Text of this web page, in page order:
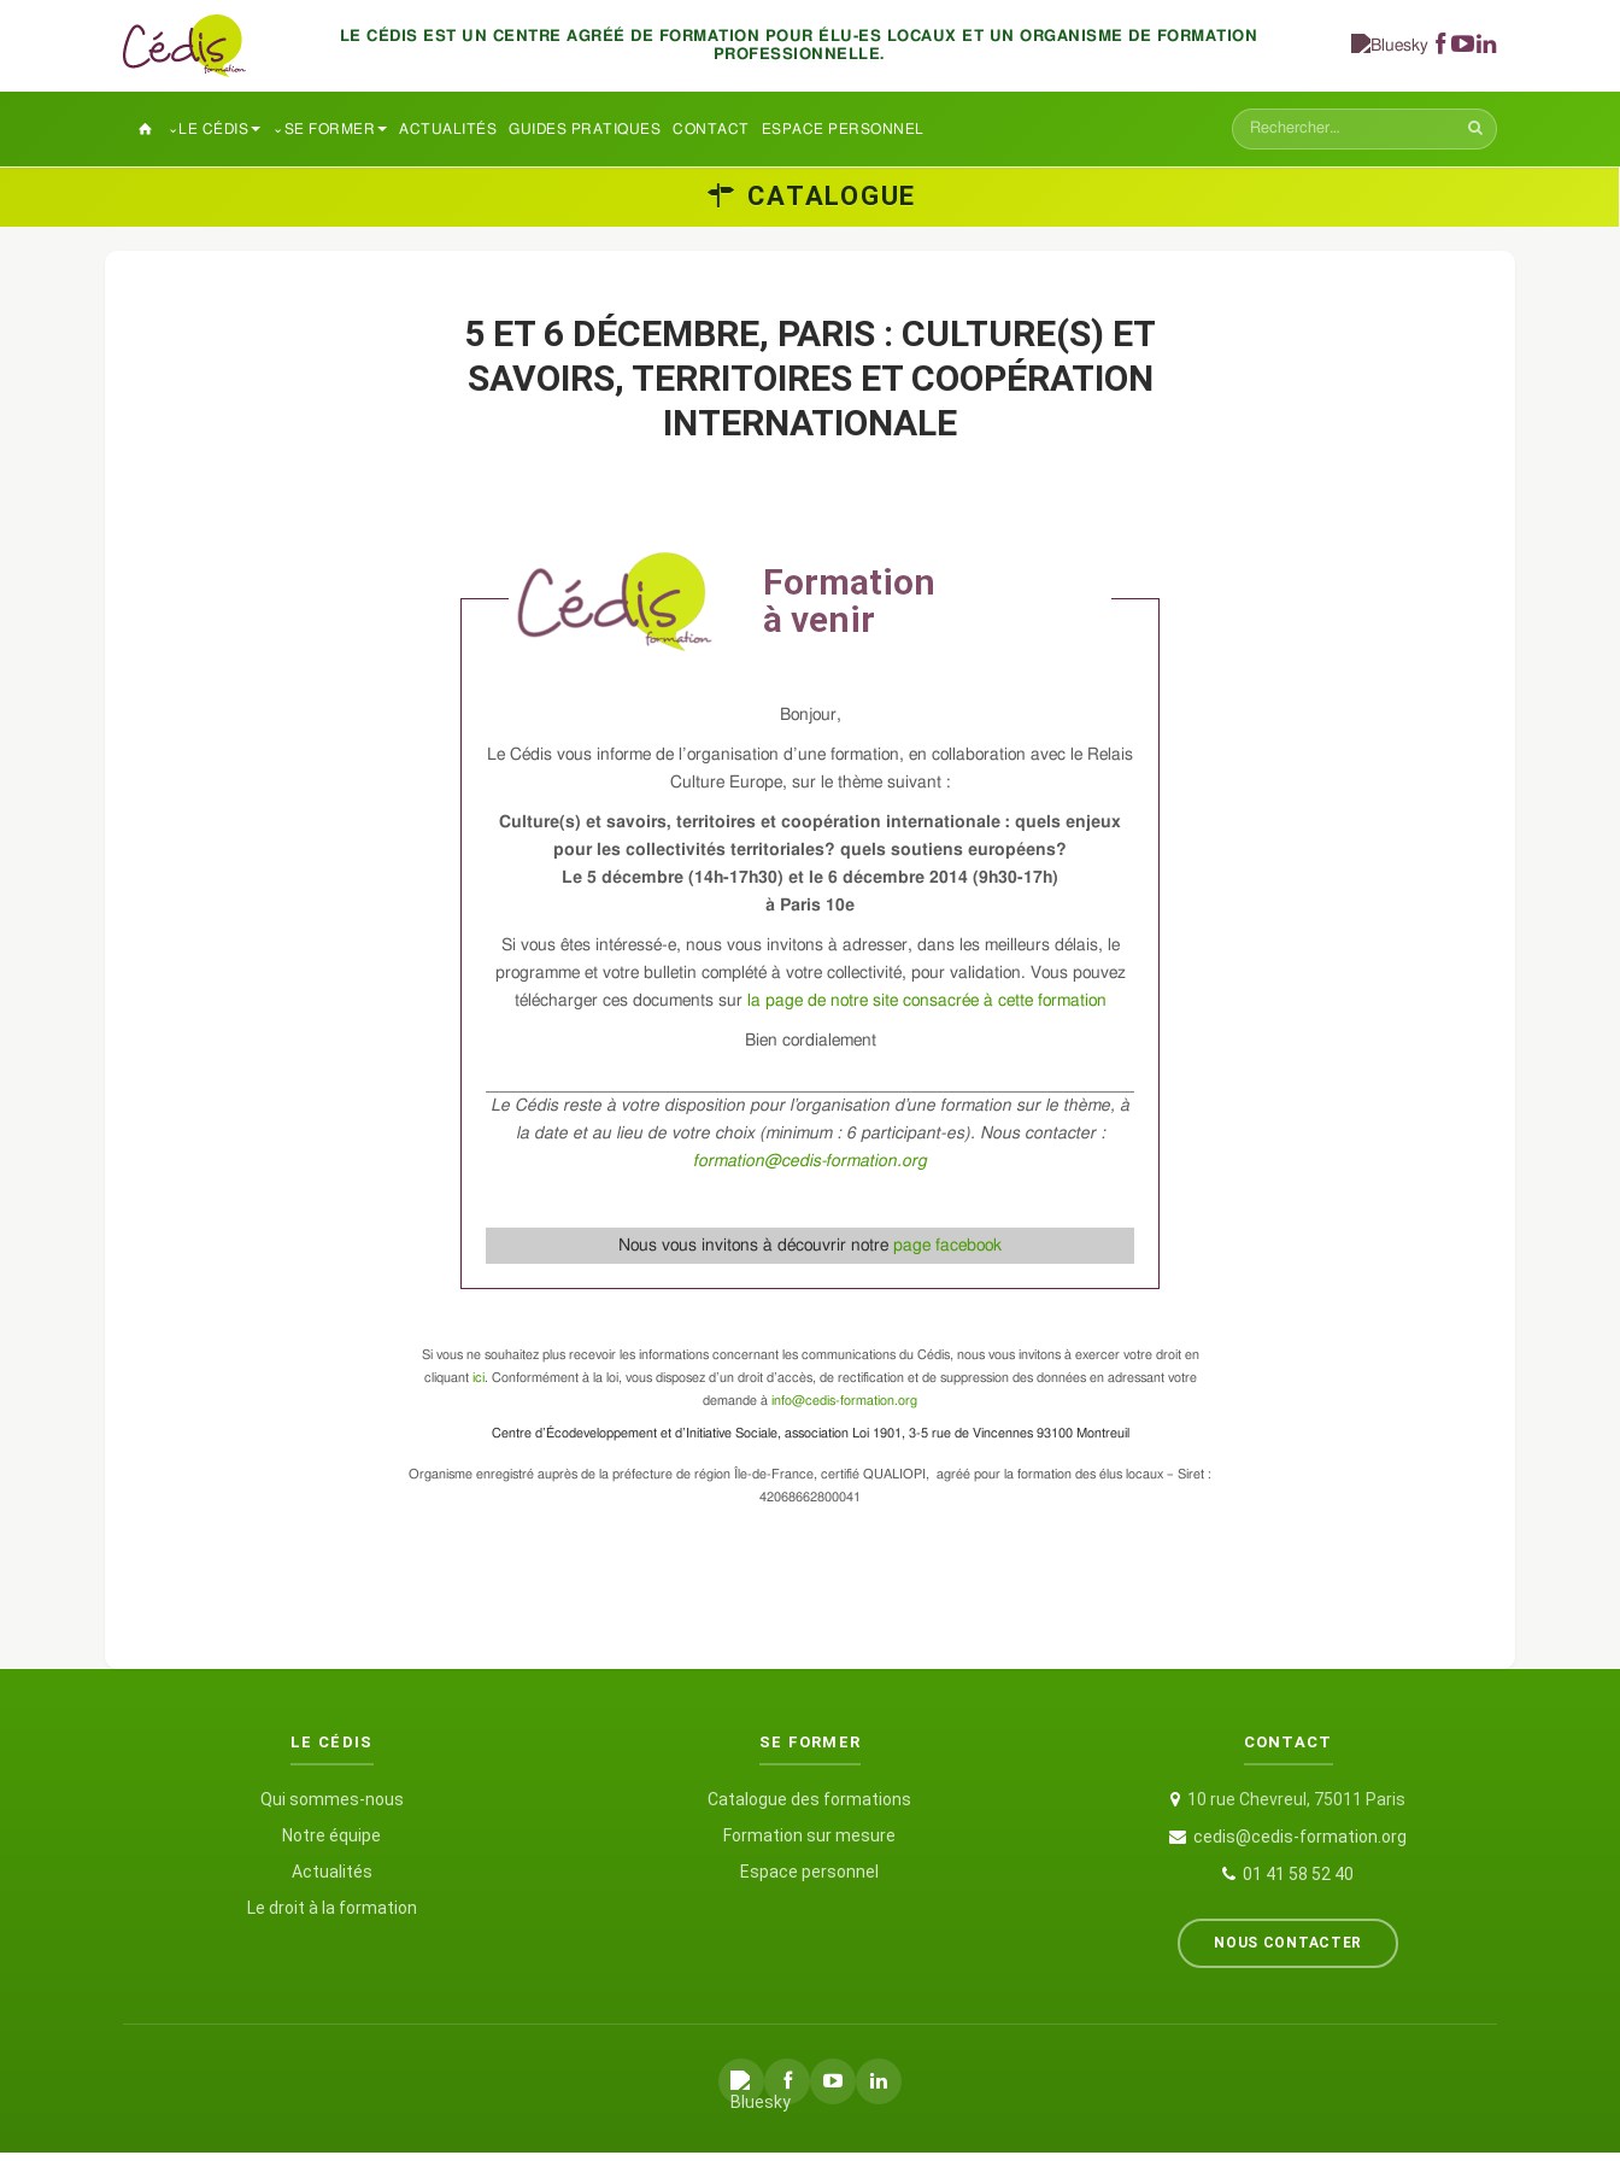
LE CÉDIS EST UN CENTRE AGRÉÉ DE FORMATION POUR ÉLU-ES LOCAUX ET UN ORGANISME DE FORMATION
PROFESSIONNELLE.
LE CÉDIS SE FORMER ACTUALITÉS GUIDES PRATIQUES CONTACT ESPACE PERSONNEL
CATALOGUE
5 ET 6 DÉCEMBRE, PARIS : CULTURE(S) ET
SAVOIRS, TERRITOIRES ET COOPÉRATION
INTERNATIONALE
Bonjour,
Le Cédis vous informe de l’organisation d’une formation, en collaboration avec le Relais
Culture Europe, sur le thème suivant :
Culture(s) et savoirs, territoires et coopération internationale : quels enjeux
pour les collectivités territoriales? quels soutiens européens?
Le 5 décembre (14h-17h30) et le 6 décembre 2014 (9h30-17h)
à Paris 10e
Si vous êtes intéressé-e, nous vous invitons à adresser, dans les meilleurs délais, le
programme et votre bulletin complété à votre collectivité, pour validation. Vous pouvez
télécharger ces documents sur la page de notre site consacrée à cette formation
Bien cordialement
Le Cédis reste à votre disposition pour l’organisation d’une formation sur le thème, à
la date et au lieu de votre choix (minimum : 6 participant-es). Nous contacter :
formation@cedis-formation.org
Nous vous invitons à découvrir notre page facebook
Si vous ne souhaitez plus recevoir les informations concernant les communications du Cédis, nous vous invitons à exercer votre droit en
cliquant ici. Conformément à la loi, vous disposez d’un droit d’accès, de rectification et de suppression des données en adressant votre
demande à info@cedis-formation.org
Centre d’Écodeveloppement et d’Initiative Sociale, association Loi 1901, 3-5 rue de Vincennes 93100 Montreuil
Organisme enregistré auprès de la préfecture de région Île-de-France, certifié QUALIOPI, agréé pour la formation des élus locaux – Siret :
42068662800041
LE CÉDIS
Qui sommes-nous
Notre équipe
Actualités
Le droit à la formation
SE FORMER
Catalogue des formations
Formation sur mesure
Espace personnel
CONTACT
10 rue Chevreul, 75011 Paris
cedis@cedis-formation.org
01 41 58 52 40
NOUS CONTACTER